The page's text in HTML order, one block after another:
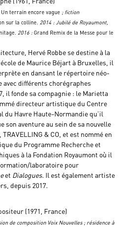
Un terrain encore vague ; fiction
sur la colline. 2014 : Jubilé de Royaumont,
. 2016 :Grand Remix de la Messe pour le
Hervé Robbe se destine à la
de Maurice Béjart à Bruxelles, il
en dansant le répertoire néo-
avec différents chorégraphes
il fonde sa compagnie : le Marietta
directeur artistique du Centre
du Havre Haute-Normandie qu’il
son aventure au sein de sa nouvelle
& CO, et est nommé en
du Programme Recherche et
à la Fondation Royaumont où il
laboratoire pour
et Dialogues. Il est également artiste
depuis 2017.
(1971, France)
de composition Voix Nouvelles ; résidence à